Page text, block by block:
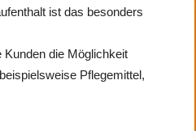
ist das besonders
Kunden die Möglichkeit
Pflegemittel,